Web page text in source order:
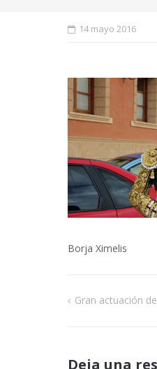
14 mayo 2016
Borja Ximelis
Navegación
Gran actuación
Deja una